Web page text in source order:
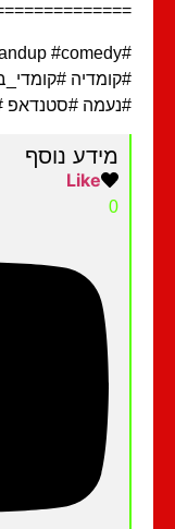
#קומדי_בר
#סטנדאפ
מידע נוסף